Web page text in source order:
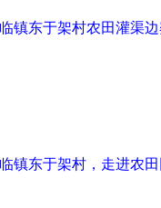
镇东于架村农田灌渠
镇东于架村，走进农